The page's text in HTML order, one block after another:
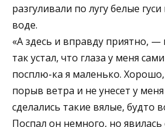
разгуливали по лугу белые
воде.
«А здесь и вправду приятно,
так устал, что глаза у меня
посплю-ка я маленько. Хорошо,
порыв ветра и не унесет у
сделались такие вялые, будто
Поспал он немного, но явилась